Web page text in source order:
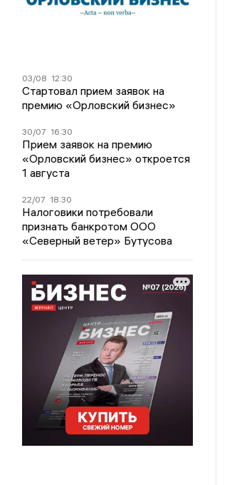
03/08 12:30
Стартовал прием заявок на
премию «Орловский бизнес»
30/07 16:30
Прием заявок на премию
«Орловский бизнес» откроется
1 августа
22/07 18:30
Налоговики потребовали
признать банкротом ООО
«Северный ветер» Бутусова